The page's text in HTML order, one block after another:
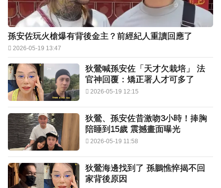
孫安佐玩火槍爆有背後金主？前經紀人重讀回應了
2026-05-19 13:47
狄鶯喊孫安佐「天才欠栽培」 法
官神回覆：矯正署人才可多了
2026-05-19 12:15
狄鶯、孫安佐昔激吻3小時！捧胸
陪睡到15歲 震撼畫面曝光
2026-05-19 11:58
狄鶯海邊找到了 孫鵬憔悴揭不回
家背後原因